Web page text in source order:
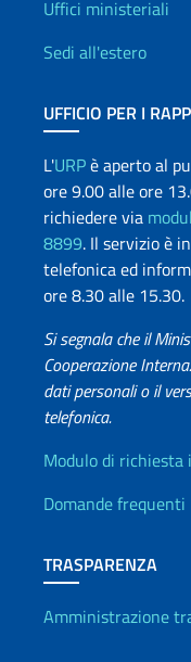
Uffici e
Uffici ministeriali
Sedi all'estero
UFFICIO PER I
L'URPè aperto al
ore 9.00 alle ore
richiedere via
8899. Il servizio è
telefonica ed
ore 8.30 alle 15.30.
Si segnala che il
Cooperazione
dati personali o il
telefonica.
Info utili
Modulo di richiesta
Domande frequenti
TRASPARENZA
Amministrazione